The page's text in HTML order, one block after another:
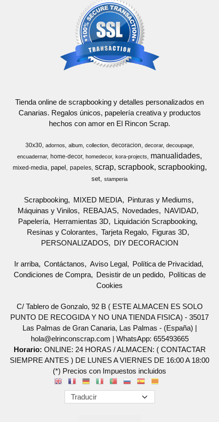
Tienda online de scrapbooking y detalles personalizados en
Canarias. Regalos únicos, papelería creativa y productos
hechos con amor en El Rincon Scrap.
30x30 adornos album collection decoracion decorar
decoupage
encuadernar home-decor homedecor kora-projects manualidades
mixed-media papel papeles scrap scrapbook scrapbooking
set stamperia
Scrapbooking MIXED MEDIA
Pinturas y Mediums
Máquinas y Vinilos
REBAJAS Novedades
NAVIDAD
Papelería
Herramientas 3D
Liquidación Scrapbooking
Resinas y Colorantes
Tarjeta Regalo
Figuras 3D
PERSONALIZADOS
DIY DECORACION
Ir arriba Contáctanos Aviso Legal
Política de Privacidad
Condiciones de Compra
Desistir de un pedido
Políticas de
Cookies
C/ Tablero de Gonzalo, 92 B ( ESTE ALMACEN ES SOLO
PUNTO DE RECOGIDA Y NO UNA TIENDA FISICA) - 35017
Las Palmas de Gran Canaria, Las Palmas - (España) |
hola@elrinconscrap.com | WhatsApp: 655493665
Horario: ONLINE: 24 HORAS / ALMACEN: ( CONTACTAR
SIEMPRE ANTES ) DE LUNES A VIERNES DE 16:00 A 18:00
(*) Precios con Impuestos incluidos